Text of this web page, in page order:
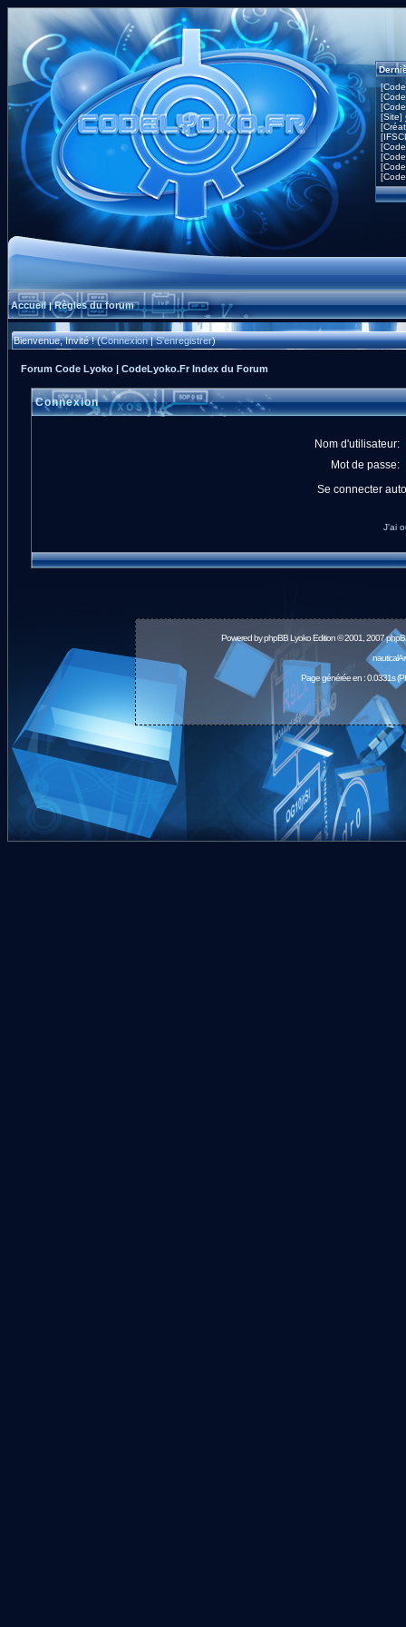
[Site]
Accueil|Règles du forum
Bienvenue, Invité ! (Connexion|S'enregistrer)
Forum Code Lyoko | CodeLyoko.Fr Index du Forum
Connexion
Nom d'utilisateur:
Mot de passe:
Se connecter
J'ai
Powered byphpBBLyoko Edition © 2001, 2007
Page générée en : 0.0331s